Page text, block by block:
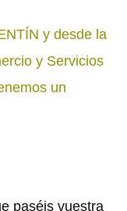
y desde la
y Servicios
un
paséis vuestra